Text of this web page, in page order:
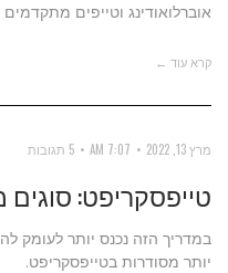
אוברלואודינג וטייפים מתקדמים
קרא עוד ←
מרץ 13, 2022 7:07 AM 5 תגובות
טייפסקריפט:
במדריך הזה נכנס יותר לעומק
יותר מסודרות בטייפסקריפט.